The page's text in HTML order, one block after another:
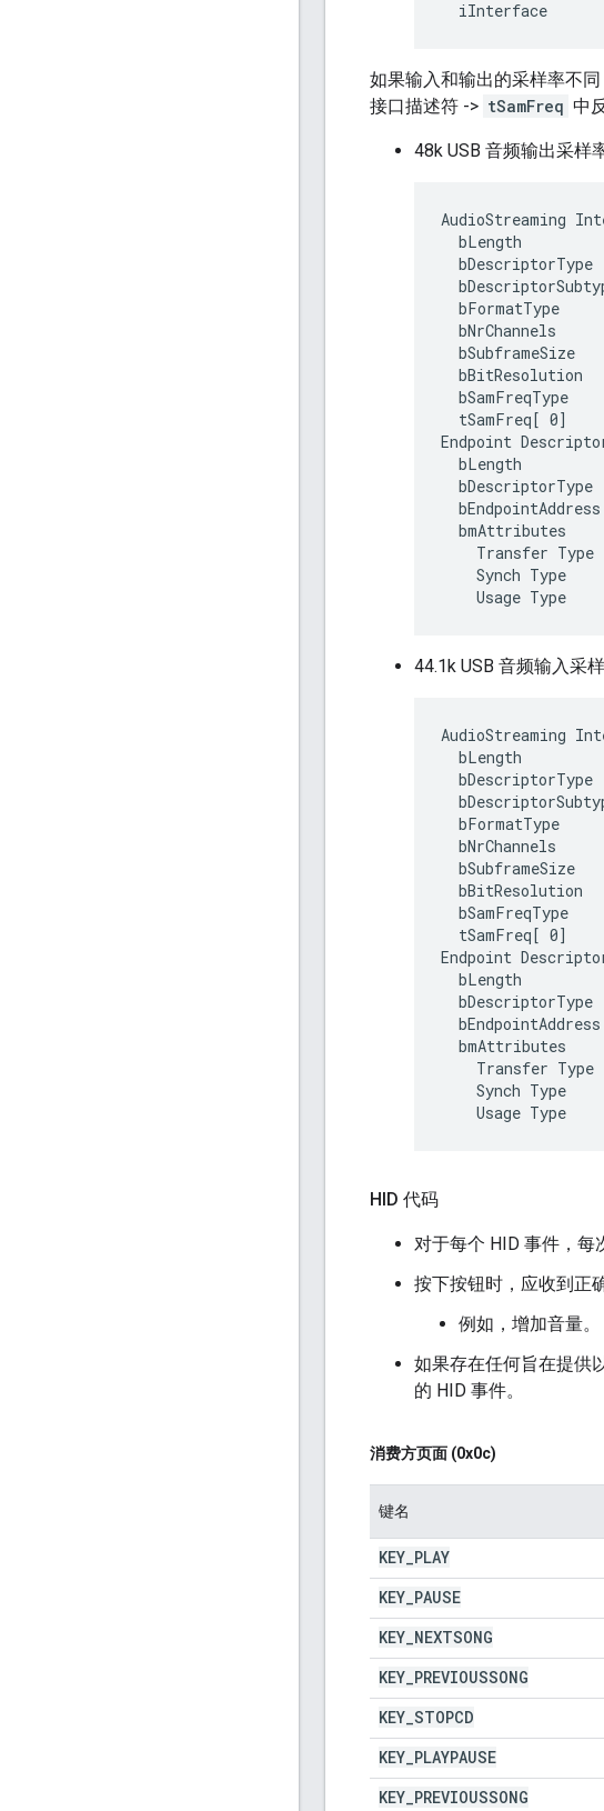
如果输入和输出的采样率不
接口描述符 -> tSamFreq 中
48k USB 音频输出采样
AudioStreaming
bLength
bDescriptorType
bFormatType
bNrChannels
bSubframeSize
bBitResolution
bSamFreqType
tSamFreq[ 0]
Endpoint
bLength
bDescriptorType
bmAttributes
Transfer Type
Synch Type
44.1k USB 音频输入采
AudioStreaming
bLength
bDescriptorType
bFormatType
bNrChannels
bSubframeSize
bBitResolution
bSamFreqType
tSamFreq[ 0]
Endpoint
bLength
bDescriptorType
bmAttributes
Transfer Type
Synch Type
HID 代码
对于每个 HID 事件，每
按下按钮时，应收到正
例如，增加音量。
如果存在任何旨在提供
的 HID 事件。
消费方页面 (0x0c)
键名
KEY PLAY
KEY PAUSE
KEY NEXTSONG
KEY PREVIOUSSONG
KEY STOPCD
KEY PLAYPAUSE
KEY PREVIOUSSONG